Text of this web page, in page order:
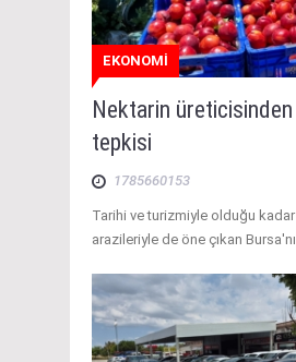
EKONOMİ
Nektarin
tepkisi
1785660153
Tarihi ve turizmiyle olduğu kadar
arazileriyle de öne çıkan